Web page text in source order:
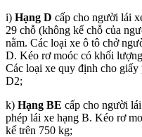
i) Hạng D cấp cho người lái
29 chỗ (không kể chỗ của
nằm. Các loại xe ô tô chở
D. Kéo rơ moóc có khối
Các loại xe quy định cho
D2;
k) Hạng BE cấp cho người
phép lái xe hạng B. Kéo rơ
kế trên 750 kg;